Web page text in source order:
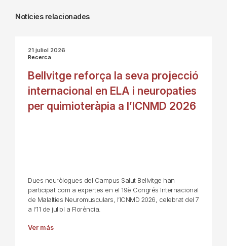
Notícies relacionades
21 juliol 2026
Recerca
Bellvitge reforça la seva projecció
internacional en ELA i neuropaties
per quimioteràpia a l’ICNMD 2026
Dues neuròlogues del Campus Salut Bellvitge han
participat com a expertes en el 19è Congrés Internacional
de Malalties Neuromusculars, l’ICNMD 2026, celebrat del 7
a l’11 de juliol a Florència.
Ver más